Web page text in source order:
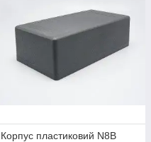
Корпус пластиковий N8B